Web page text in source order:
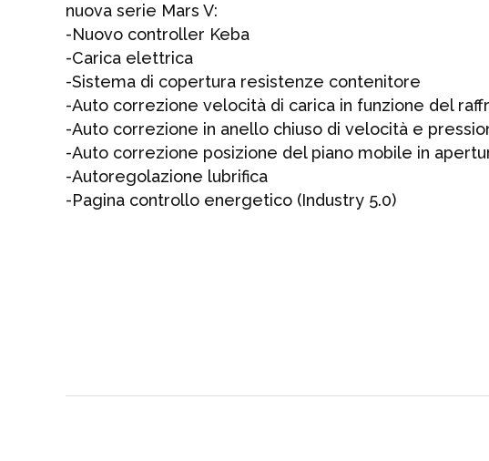
nuova serie Mars V:
-Nuovo controller Keba
-Carica elettrica
-Sistema di copertura resistenze contenitore
-Auto correzione velocità di carica in funzione del
-Auto correzione in anello chiuso di velocità e
-Auto correzione posizione del piano mobile in
-Autoregolazione lubrifica
-Pagina controllo energetico (Industry 5.0)